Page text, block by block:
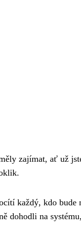
zajímat, ať už
každý, kdo bude
dohodli na